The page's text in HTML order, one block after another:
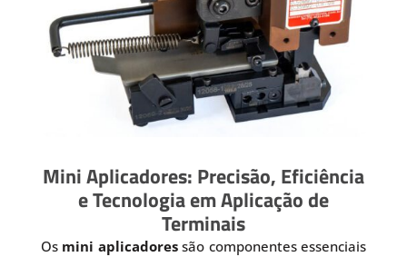
Mini Aplicadores: Precisão, Eficiência
e Tecnologia em Aplicação de
Terminais
Os mini aplicadoressão componentes essenciais